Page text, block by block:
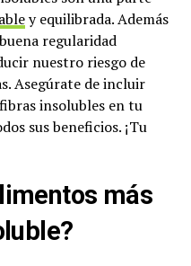
y equilibrada. Además
regularidad
nuestro riesgo de
Asegúrate de incluir
insolubles en tu
sus beneficios. ¡Tu
más